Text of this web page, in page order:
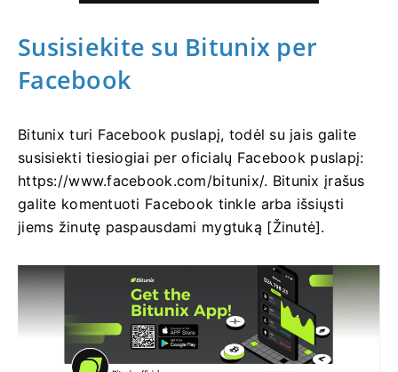
Susisiekite su Bitunix per
Facebook
Bitunix turi Facebook puslapį, todėl su jais galite
susisiekti tiesiogiai per oficialų Facebook puslapį:
https://www.facebook.com/bitunix/. Bitunix įrašus
galite komentuoti Facebook tinkle arba išsiųsti
jiems žinutę paspausdami mygtuką [Žinutė].